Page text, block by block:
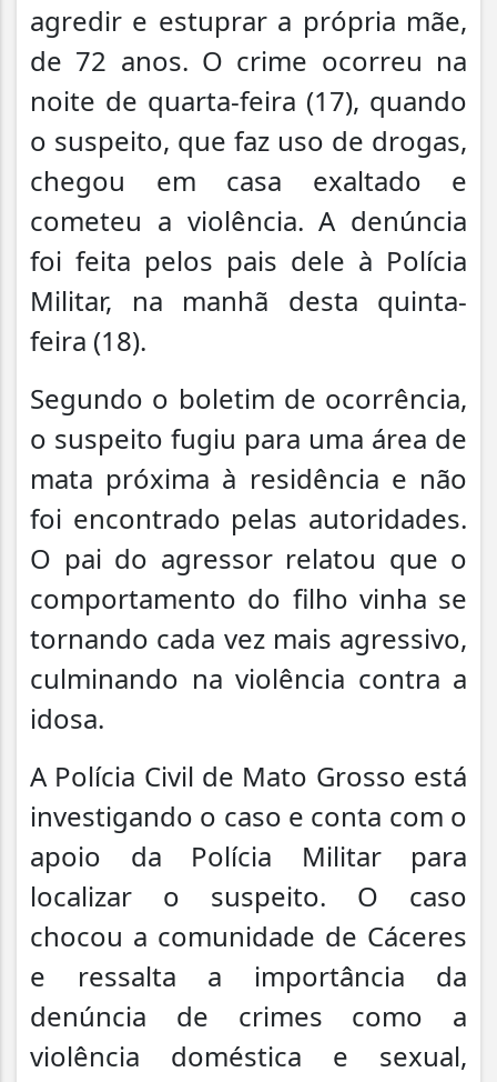
agredir e estuprar a própria mãe,
de 72 anos. O crime ocorreu na
noite de quarta-feira (17), quando
o suspeito, que faz uso de drogas,
chegou em casa exaltado e
cometeu a violência. A denúncia
foi feita pelos pais dele à Polícia
Militar, na manhã desta quinta-
feira (18).
Segundo o boletim de ocorrência,
o suspeito fugiu para uma área de
mata próxima à residência e não
foi encontrado pelas autoridades.
O pai do agressor relatou que o
comportamento do filho vinha se
tornando cada vez mais agressivo,
culminando na violência contra a
idosa.
A Polícia Civil de Mato Grosso está
investigando o caso e conta com o
apoio da Polícia Militar para
localizar o suspeito. O caso
chocou a comunidade de Cáceres
e ressalta a importância da
denúncia de crimes como a
violência doméstica e sexual,